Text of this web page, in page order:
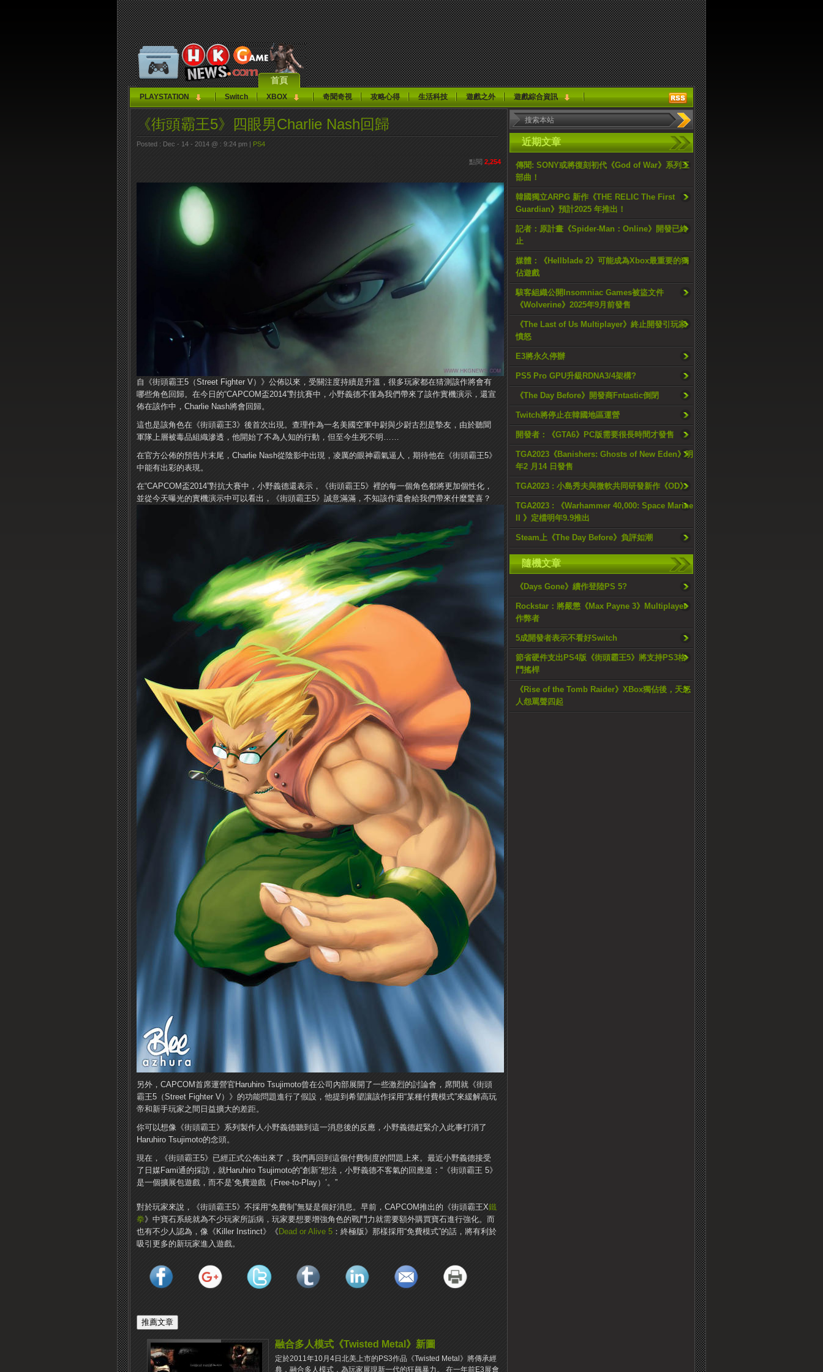
首頁
PLAYSTATION Switch XBOX 奇聞奇視 攻略心得 生活科技 遊戲之外 遊戲綜合資訊
近期文章
傳聞: SONY或將復刻初代《God of War》系列三
部曲！
韓國獨立ARPG 新作《THE RELIC The First
Guardian》預計2025 年推出！
記者：原計畫《Spider-Man：Online》開發已終
止
媒體：《Hellblade 2》可能成為Xbox最重要的獨
佔遊戲
駭客組織公開Insomniac Games被盜文件
《Wolverine》2025年9月前發售
《The Last of Us Multiplayer》終止開發引玩家
憤怒
E3將永久停辦
PS5 Pro GPU升級RDNA3/4架構?
《The Day Before》開發商Fntastic倒閉
Twitch將停止在韓國地區運營
開發者：《GTA6》PC版需要很長時間才發售
TGA2023《Banishers: Ghosts of New Eden》明
年2 月14 日發售
TGA2023 : 小島秀夫與微軟共同研發新作《OD》
TGA2023 : 《Warhammer 40,000: Space Marine
II 》定檔明年9.9推出
Steam上《The Day Before》負評如潮
隨機文章
《Days Gone》續作登陸PS 5?
Rockstar：將嚴懲《Max Payne 3》Multiplayer
作弊者
5成開發者表示不看好Switch
節省硬件支出PS4版《街頭霸王5》將支持PS3格
鬥搖桿
《Rise of the Tomb Raider》XBox獨佔後，天怒
人怨罵聲四起
《街頭霸王5》四眼男Charlie Nash回歸
Posted : Dec - 14 - 2014 @ : 9:24 pm | PS4
點閱 2,254
自《街頭霸王5（Street Fighter V）》公佈以來，受關注度持續是升溫，很多玩家都在猜測該作將會有
哪些角色回歸。在今日的“CAPCOM盃2014”對抗賽中，小野義德不僅為我們帶來了該作實機演示，還宣
佈在該作中，Charlie Nash將會回歸。
這也是該角色在《街頭霸王3》後首次出現。查理作為一名美國空軍中尉與少尉古烈是摯友，由於聽聞
軍隊上層被毒品組織滲透，他開始了不為人知的行動，但至今生死不明……
在官方公佈的預告片末尾，Charlie Nash從陰影中出現，凌厲的眼神霸氣逼人，期待他在​​《街頭霸王5》
中能有出彩的表現。
在“CAPCOM盃2014”對抗大賽中，小野義德還表示，《街頭霸王5》裡的每一個角色都將更加個性化，
並從今天曝光的實機演示中可以看出，《街頭霸王5》誠意滿滿，不知該作還會給我們帶來什麼驚喜？
另外，CAPCOM首席運營官Haruhiro Tsujimoto曾在公司內部展開了一些激烈的討論會，席間就《街頭
霸王5（Street Fighter V）》的功能問題進行了假設，他提到希望讓該作採用“某種付費模式”來緩解高玩
帝和新手玩家之間日益擴大的差距。
你可以想像《街頭霸王》系列製作人小野義德聽到這一消息後的反應，小野義德趕緊介入此事打消了
Haruhiro Tsujimoto的念頭。
現在，《街頭霸王5》已經正式公佈出來了，我們再回到這個付費制度的問題上來。最近小野義德接受
了日媒Fami通的採訪，就Haruhiro Tsujimoto的“創新”想法，小野義德不客氣的回應道：“《街頭霸王 5》
是一個擴展包遊戲，而不是’免費遊戲（Free-to-Play）’。”
對於玩家來說，《街頭霸王5》不採用“免費制”無疑是個好消息。早前，CAPCOM推出的《街頭霸王X鐵
拳》中寶石系統就為不少玩家所詬病，玩家要想要增強角色的戰鬥力就需要額外購買寶石進行強化。而
也有不少人認為，像《Killer Instinct》《 Dead or Alive 5 ：終極版》那樣採用“免費模式”的話，將有利於
吸引更多的新玩家進入遊戲。
融合多人模式《Twisted Metal》新圖
定於2011年10月4日北美上市的PS3作品《Twisted Metal》將傳承經
典，融合多人模式，為玩家展現新一代的狂飆暴力。 在一年前E3展會